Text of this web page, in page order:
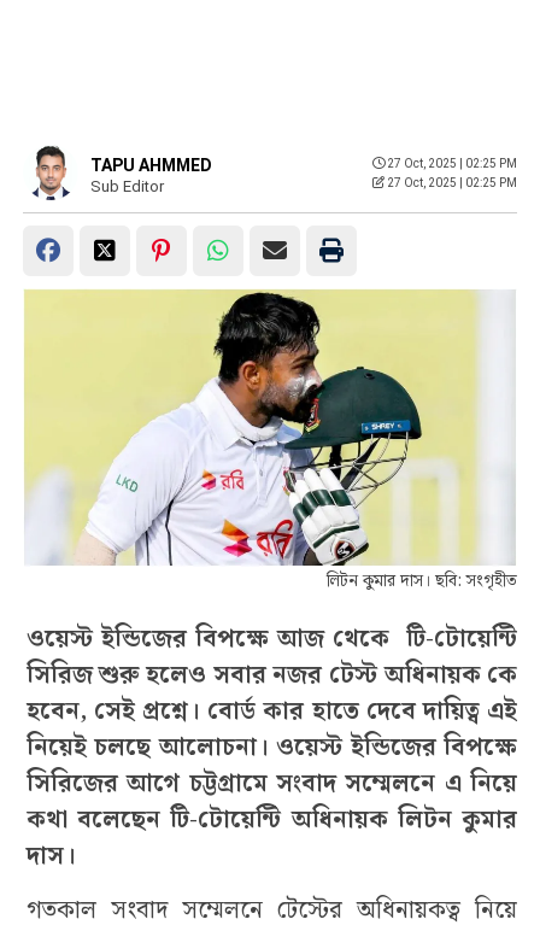
TAPU AHMMED
Sub Editor
27 Oct, 2025 | 02:25 PM
27 Oct, 2025 | 02:25 PM
লিটন কুমার দাস। ছবি: সংগৃহীত
ওয়েস্ট ইন্ডিজের বিপক্ষে আজ থেকে টি-টোয়েন্টি
সিরিজ শুরু হলেও সবার নজর টেস্ট অধিনায়ক কে
হবেন, সেই প্রশ্নে। বোর্ড কার হাতে দেবে দায়িত্ব এই
নিয়েই চলছে আলোচনা। ওয়েস্ট ইন্ডিজের বিপক্ষে
সিরিজের আগে চট্টগ্রামে সংবাদ সম্মেলনে এ নিয়ে
কথা বলেছেন টি-টোয়েন্টি অধিনায়ক লিটন কুমার
দাস।
গতকাল সংবাদ সম্মেলনে টেস্টের অধিনায়কত্ব নিয়ে